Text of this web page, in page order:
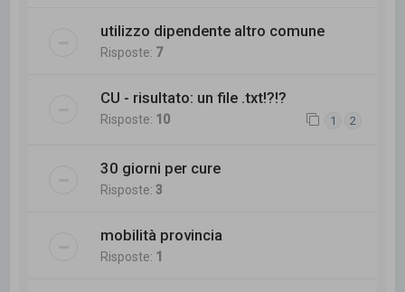
utilizzo dipendente altro comune
Risposte: 7
CU - risultato: un file .txt!?!?
Risposte: 10 1 2
30 giorni per cure
Risposte:3
mobilità provincia
Risposte: 1